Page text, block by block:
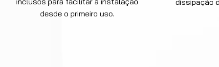
desde o primeiro uso.
dissipação